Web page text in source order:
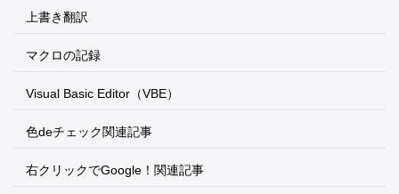
上書き翻訳
マクロの記録
Visual Basic Editor（VBE）
色deチェック関連記事
右クリックでGoogle！関連記事